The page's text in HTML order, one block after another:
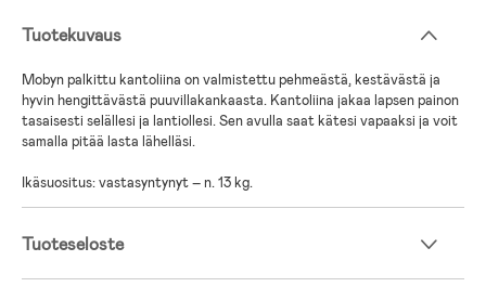
Tuotekuvaus
Mobyn palkittu kantoliina on valmistettu pehmeästä, kestävästä ja
hyvin hengittävästä puuvillakankaasta. Kantoliina jakaa lapsen painon
tasaisesti selällesi ja lantiollesi. Sen avulla saat kätesi vapaaksi ja voit
samalla pitää lasta lähelläsi.
Ikäsuositus: vastasyntynyt – n. 13 kg.
Tuoteseloste